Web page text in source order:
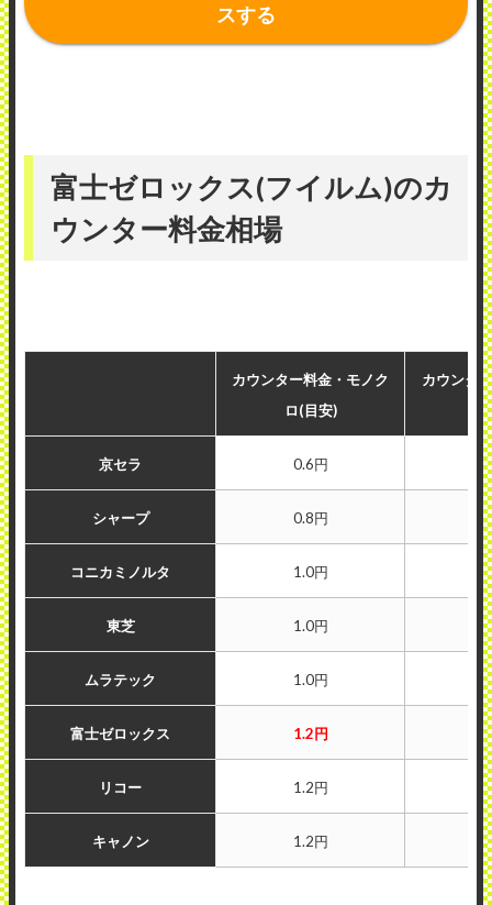
スする
富士ゼロックス(フイルム)のカ
ウンター料金相場
カウンター料金・モノク
ロ(目安)
カウンタ
(
京セラ 0.6円
シャープ 0.8円
コニカミノルタ 1.0円
東芝 1.0円
ムラテック 1.0円
富士ゼロックス 1.2円
リコー 1.2円
キャノン 1.2円